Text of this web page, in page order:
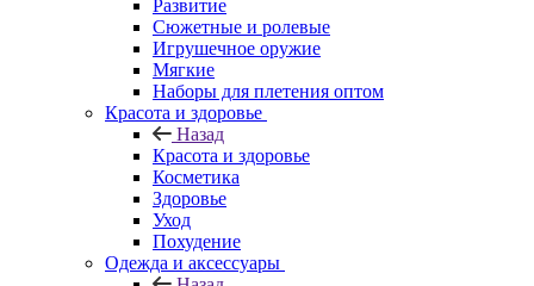
Развитие
Сюжетные и ролевые
Игрушечное оружие
Мягкие
Наборы для плетения оптом
Красота и здоровье
Назад
Красота и здоровье
Косметика
Здоровье
Уход
Похудение
Одежда и аксессуары